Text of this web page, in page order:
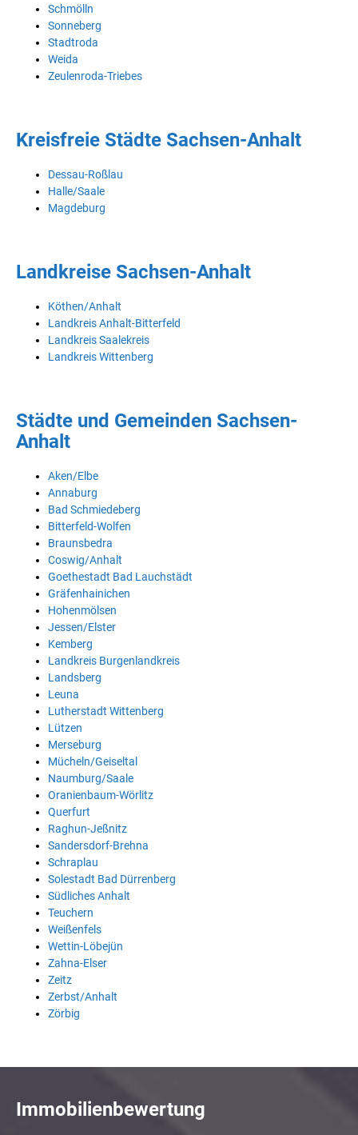
Schmölln
Sonneberg
Stadtroda
Weida
Zeulenroda-Triebes
Kreisfreie Städte Sachsen-Anhalt
Dessau-Roßlau
Halle/Saale
Magdeburg
Landkreise Sachsen-Anhalt
Köthen/Anhalt
Landkreis Anhalt-Bitterfeld
Landkreis Saalekreis
Landkreis Wittenberg
Städte und Gemeinden Sachsen-
Anhalt
Aken/Elbe
Annaburg
Bad Schmiedeberg
Bitterfeld-Wolfen
Braunsbedra
Coswig/Anhalt
Goethestadt Bad Lauchstädt
Gräfenhainichen
Hohenmölsen
Jessen/Elster
Kemberg
Landkreis Burgenlandkreis
Landsberg
Leuna
Lutherstadt Wittenberg
Lützen
Merseburg
Mücheln/Geiseltal
Naumburg/Saale
Oranienbaum-Wörlitz
Querfurt
Raghun-Jeßnitz
Sandersdorf-Brehna
Schraplau
Solestadt Bad Dürrenberg
Südliches Anhalt
Teuchern
Weißenfels
Wettin-Löbejün
Zahna-Elser
Zeitz
Zerbst/Anhalt
Zörbig
Immobilienbewertung